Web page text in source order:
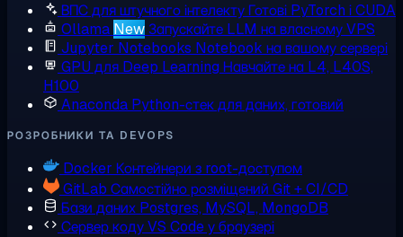
ВПС для штучного інтелектуГотові PyTorch і CUDA
Ollama NewЗапускайте LLM на власному VPS
Jupyter Notebooks Notebook на вашому сервері
GPU для Deep Learning Навчайте на L4, L40S,
H100
Anaconda Python-стек для даних, готовий
РОЗРОБНИКИ ТА DEVOPS
Docker Контейнери з root-доступом
GitLab Самостійно розміщений Git + CI/CD
Бази даних Postgres, MySQL, MongoDB
Сервер кодуVS Code у браузері